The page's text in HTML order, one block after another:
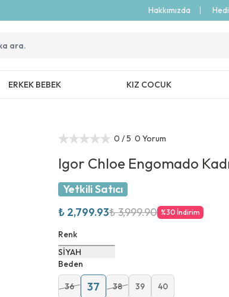
Hakkımızda
ERKEK BEBEK KIZ COCUK
0 / 5 0 Yorum
Igor Chloe Engomado
Yetkili Satıcı
₺ 2,799.93₺ 3,999.90 %30 İndirim
Renk
SİYAH
Beden
36 37 38 39 40